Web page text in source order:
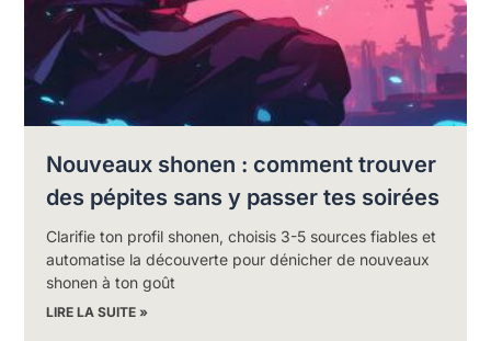
Nouveaux shonen : comment trouver
des pépites sans y passer tes soirées
Clarifie ton profil shonen, choisis 3-5 sources fiables et
automatise la découverte pour dénicher de nouveaux
shonen à ton goût
LIRE LA SUITE »